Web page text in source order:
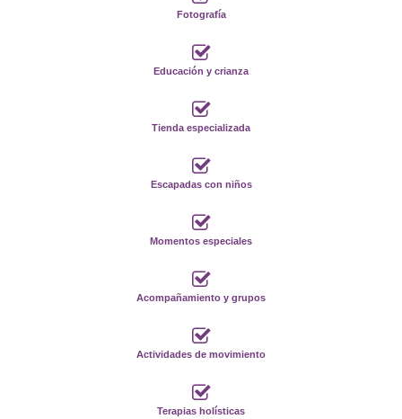
Fotografía
Educación y crianza
Tienda especializada
Escapadas con niños
Momentos especiales
Acompañamiento y grupos
Actividades de movimiento
Terapias holísticas